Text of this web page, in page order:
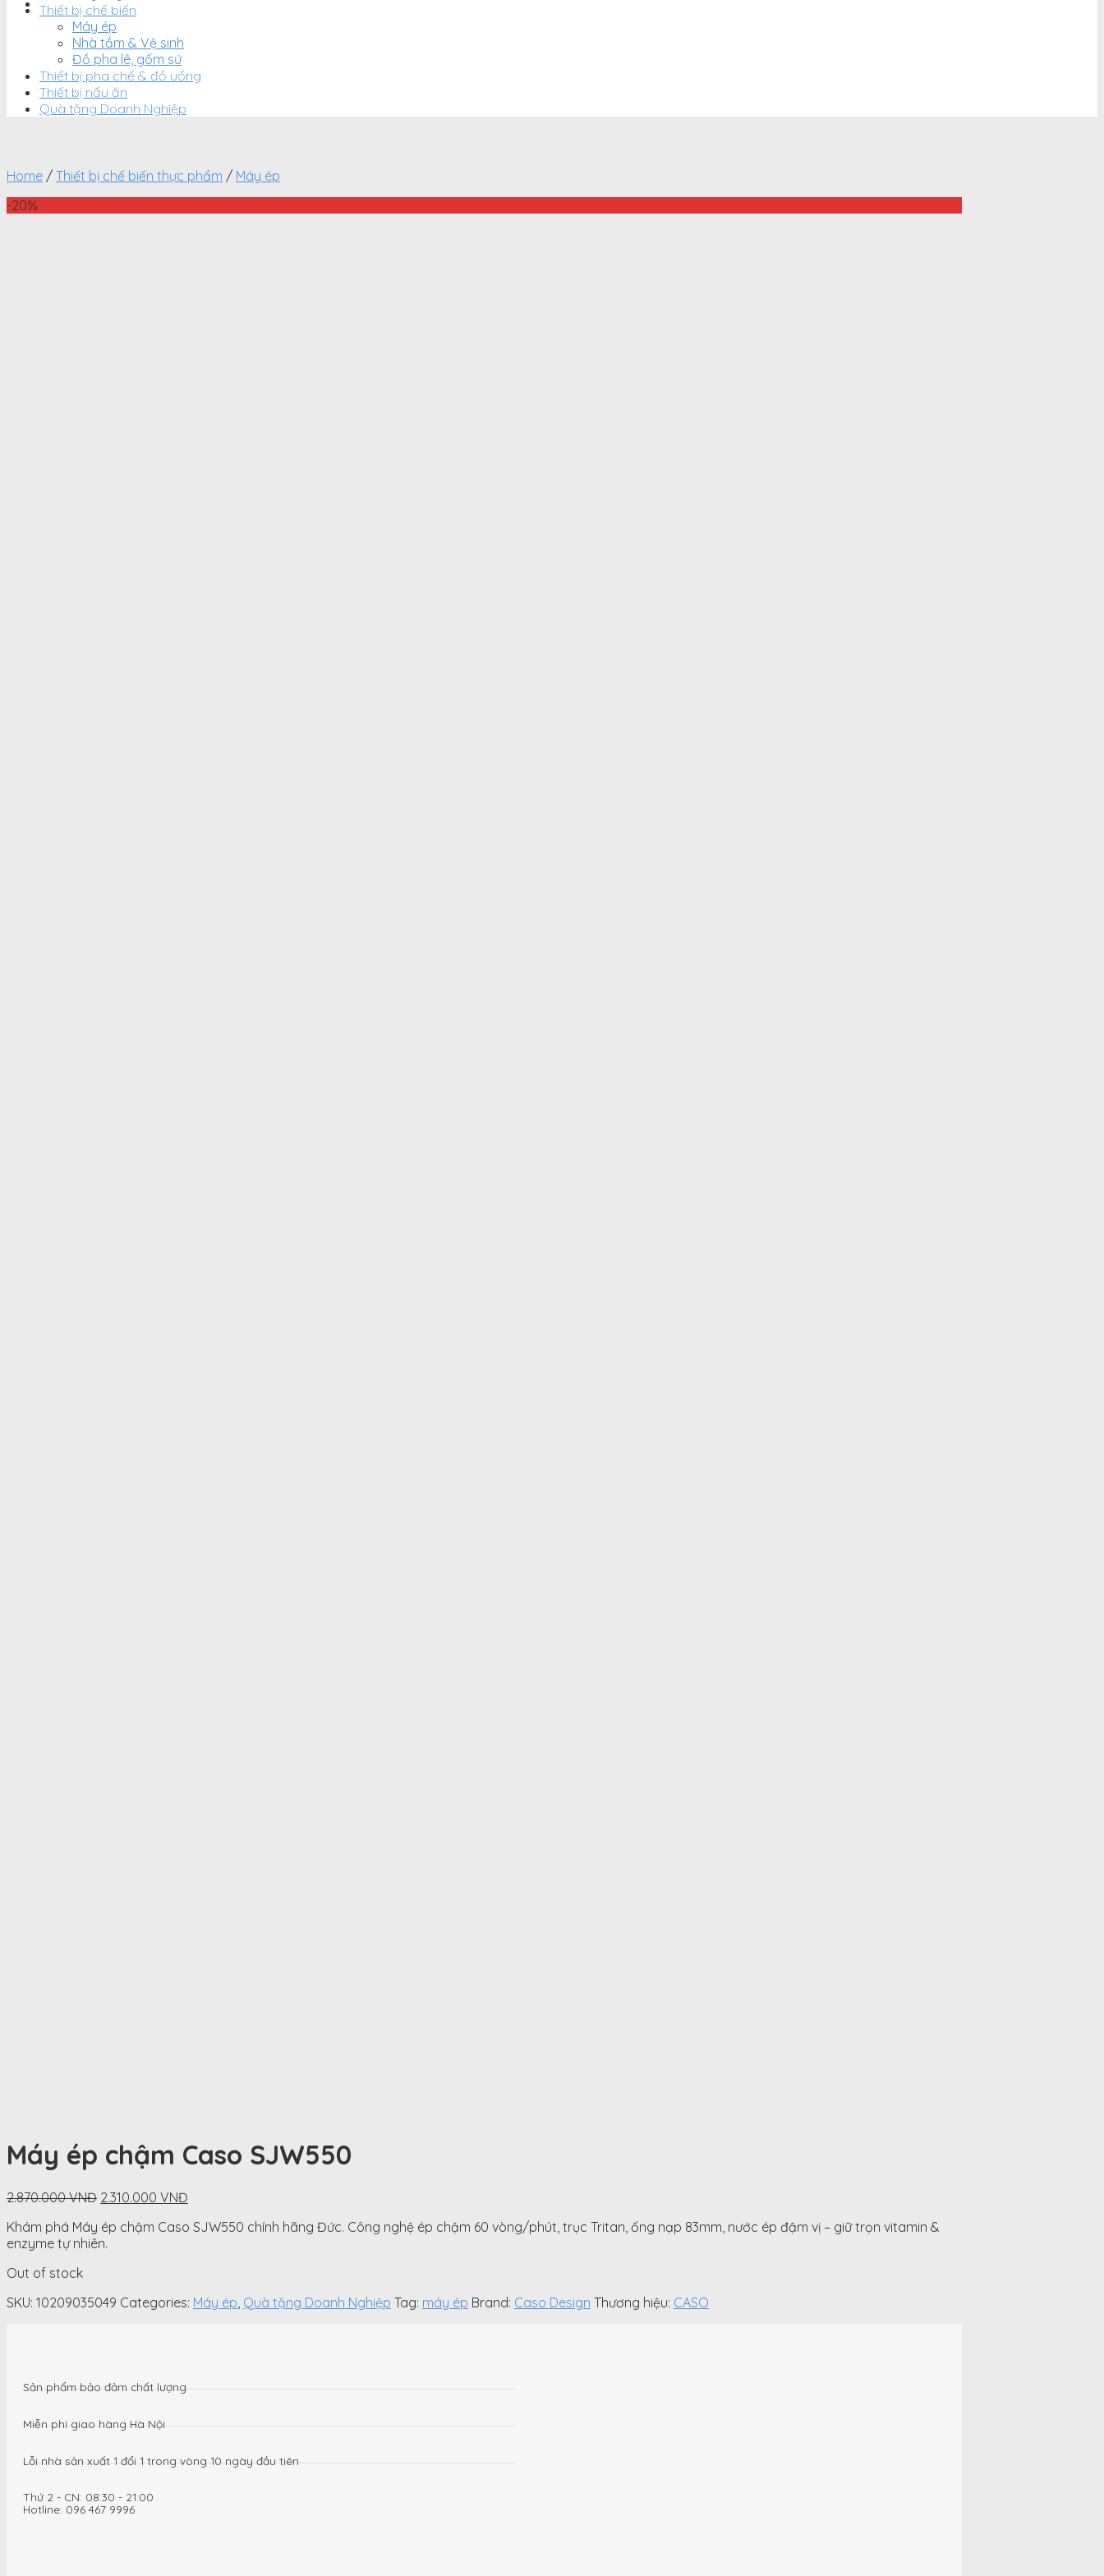
Thiết bị chế biến
Máy ép
Nhà tắm & Vệ sinh
Đồ pha lê, gốm sứ
Thiết bị pha chế & đồ uống
Thiết bị nấu ăn
Quà tặng Doanh Nghiệp
Home / Thiết bị chế biến thực phẩm / Máy ép
-20%
Máy ép chậm Caso SJW550
2.870.000VNĐ Original
was:
2.870.000
2.310.000 VNĐ
is:
Khám phá Máy ép chậm Caso SJW550 chính hãng Đức. Công nghệ ép chậm 60 vòng/phút, trục Tritan, ống nạp 83mm, nước ép đậm vị – giữ trọn vitamin &
enzyme tự nhiên.
Out of stock
SKU: 10209035049 Categories: Máy ép Quà tặng Doanh Nghiệp Tag: máy ép Brand: Caso Design Thương hiệu: CASO
Sản phẩm bảo đảm chất lượng
Miễn phí giao hàng Hà Nội
Lỗi nhà sản xuất 1 đổi 1 trong vòng 10 ngày đầu tiên
Thứ 2 - CN: 08:30 - 21:00
Hotline: 096 467 9996